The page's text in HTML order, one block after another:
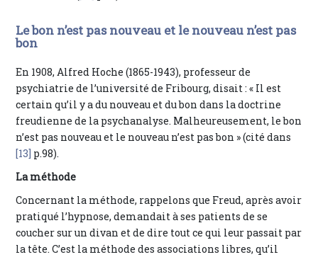
Le bon n’est pas nouveau et le nouveau n’est pas
bon
En 1908, Alfred Hoche (1865-1943), professeur de
psychiatrie de l’université de Fribourg, disait : « Il est
certain qu’il y a du nouveau et du bon dans la doctrine
freudienne de la psychanalyse. Malheureusement, le bon
n’est pas nouveau et le nouveau n’est pas bon » (cité dans
[13] p.98).
La méthode
Concernant la méthode, rappelons que Freud, après avoir
pratiqué l’hypnose, demandait à ses patients de se
coucher sur un divan et de dire tout ce qui leur passait par
la tête. C’est la méthode des associations libres, qu’il